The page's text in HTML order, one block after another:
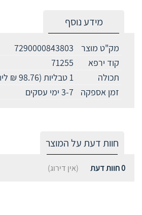
מידע נוסף
מק"ט מוצר
7290000843803
קוד ירפא
71255
תכולה
1 טבליות (98.76 ₪ ליחידה)
זמן אספקה
3-7 ימי עסקים
חוות דעת על המוצר
0חוות דעת (אין דירוג)